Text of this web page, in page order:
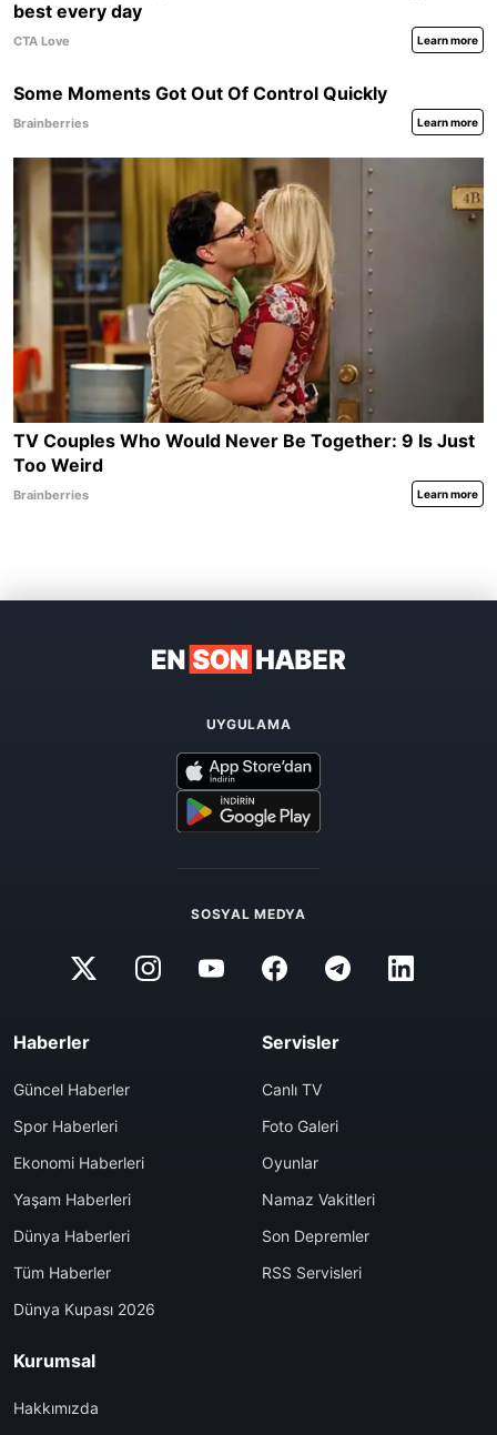
UYGULAMA
SOSYAL MEDYA
Haberler
Güncel Haberler
Spor Haberleri
Ekonomi Haberleri
Yaşam Haberleri
Dünya Haberleri
Tüm Haberler
Dünya Kupası 2026
Servisler
Canlı TV
Foto Galeri
Oyunlar
Namaz Vakitleri
Son Depremler
RSS Servisleri
Kurumsal
Hakkımızda